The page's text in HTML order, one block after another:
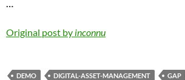
…
Original post by inconnu
DEMO DIGITAL-ASSET-MANAGEMENT GAP